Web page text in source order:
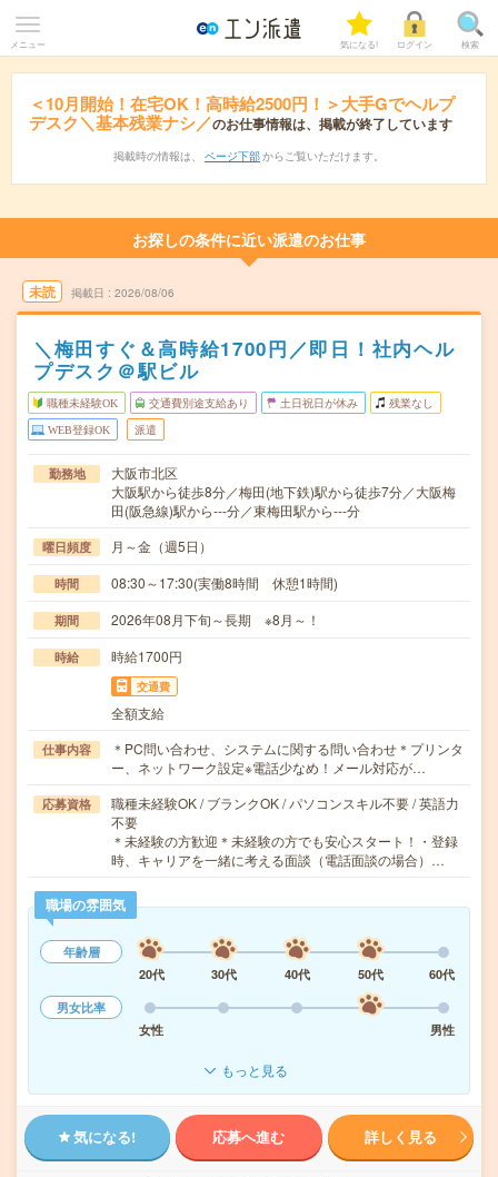
メニュー 気になる! ログイン 検索
＜10月開始！在宅OK！高時給2500円！＞大手Gでヘルプ
デスク＼基本残業ナシ／のお仕事情報は、掲載が終了しています
掲載時の情報は、 ページ下部 からご覧いただけます。
お探しの条件に近い派遣のお仕事
未読 掲載日 2026/08/06
＼梅田すぐ＆高時給1700円／即日！社内ヘル
プデスク＠駅ビル
職種未経験OK 交通費別途支給あり 土日祝日が休み 残業なし
WEB登録OK 派遣
勤務地
大阪市北区
大阪駅から徒歩8分／梅田(地下鉄)駅から徒歩7分／大阪梅
田(阪急線)駅から---分／東梅田駅から---分
曜日頻度 月～金（週5日）
時間 08:30～17:30(実働8時間 休憩1時間)
期間 2026年08月下旬～長期 ※8月～！
時給 時給1700円
交通費
全額支給
仕事内容
＊PC問い合わせ、システムに関する問い合わせ＊プリンタ
ー、ネットワーク設定※電話少なめ！メール対応が…
応募資格
職種未経験OK / ブランクOK / パソコンスキル不要 / 英語力
不要
＊未経験の方歓迎＊未経験の方でも安心スタート！・登録
時、キャリアを一緒に考える面談（電話面談の場合）…
職場の雰囲気
年齢層
20代
30代 40代 50代
60代
男女比率
女性
男性
もっと見る
気になる! 応募へ進む 詳しく見る